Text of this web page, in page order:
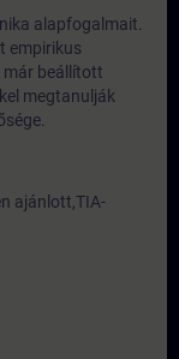
alapfogalmait.
empirikus
már beállított
megtanulják
ajánlott,TIA-